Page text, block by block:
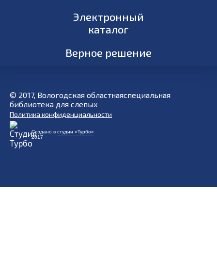
Электронный
каталог
Верное решение
© 2017, Вологодская областнаяспециальная
библиотека для слепых
Политика конфиденциальности
Создано в студии «Турбо»
2017